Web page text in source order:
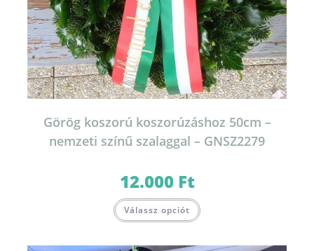
Görög koszorú koszorúzáshoz 50cm –
nemzeti színű szalaggal – GNSZ2279
12.000 Ft
Válassz opciót